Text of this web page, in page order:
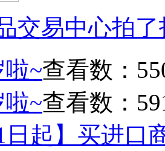
交易中心拍
~查看数：
~查看数：
1日起】买进口